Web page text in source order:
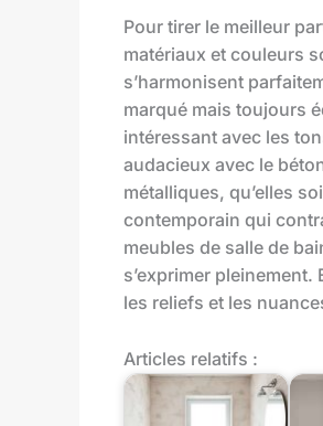
Pour tirer le meilleur
matériaux et couleurs
s’harmonisent
marqué mais toujours
intéressant avec les
audacieux avec le
métalliques, qu’elles
contemporain qui
meubles de salle de
s’exprimer
les reliefs et les
Articles relatifs :